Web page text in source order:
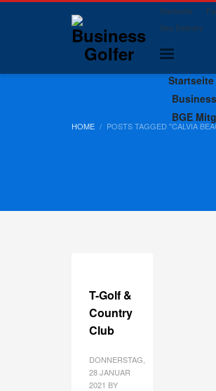
Startseite
Sea Delivery
Startseite
BGE
HOME POSTS TAGGED "CALVIA
T-Golf &
Country
Club
DONNERSTAG,
28 JANUAR
2021 BY